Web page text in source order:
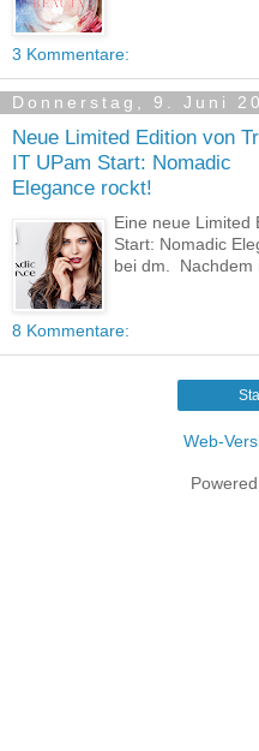
3 Kommentare:
Donnerstag, 9. Juni
Neue Limited Edition von
IT UPam Start: Nomadic
Elegance rockt!
Eine neue Limited
Start: Nomadic
bei dm. Nachdem
8 Kommentare:
Web-